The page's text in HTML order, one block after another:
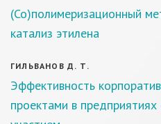
(Со)полимеризационный
катализ этилена
ГИЛЬВАНОВ Д. Т.
Эффективность
проектами в предприятиях